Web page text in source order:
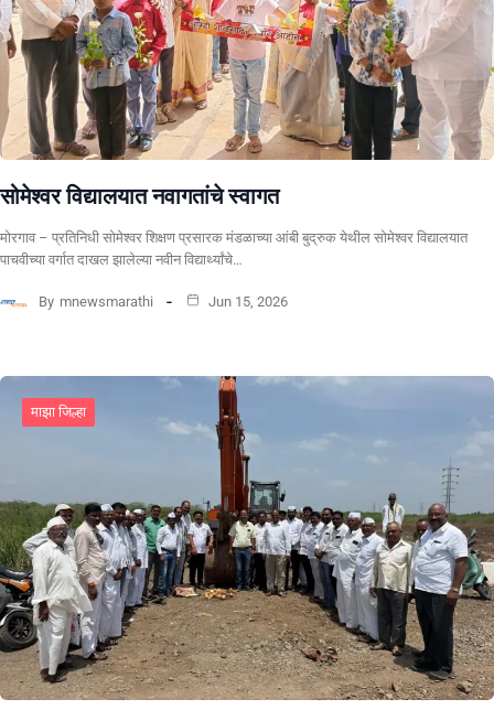
सोमेश्वर विद्यालयात नवागतांचे स्वागत
मोरगाव – प्रतिनिधी सोमेश्वर शिक्षण प्रसारक मंडळाच्या आंबी बुद्रुक येथील सोमेश्वर विद्यालयात
पाचवीच्या वर्गात दाखल झालेल्या नवीन विद्यार्थ्यांचे…
By mnewsmarathi Jun 15, 2026
माझा जिल्हा